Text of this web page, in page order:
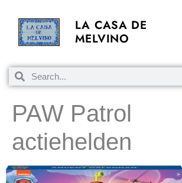
LA CASA DE
MELVINO
PAW Patrol
actiehelden